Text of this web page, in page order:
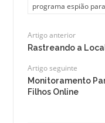
programa espião
Artigo anterior
Rastreando a
Artigo seguinte
Monitoramento
Filhos Online